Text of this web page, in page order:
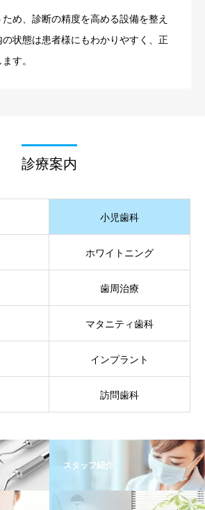
め、診断の精度を高める設備を整え
状態は患者様にもわかりやすく、正
す。
診療案内
小児歯科
ホワイトニング
歯周治療
マタニティ歯科
インプラント
訪問歯科
スタッフ紹介